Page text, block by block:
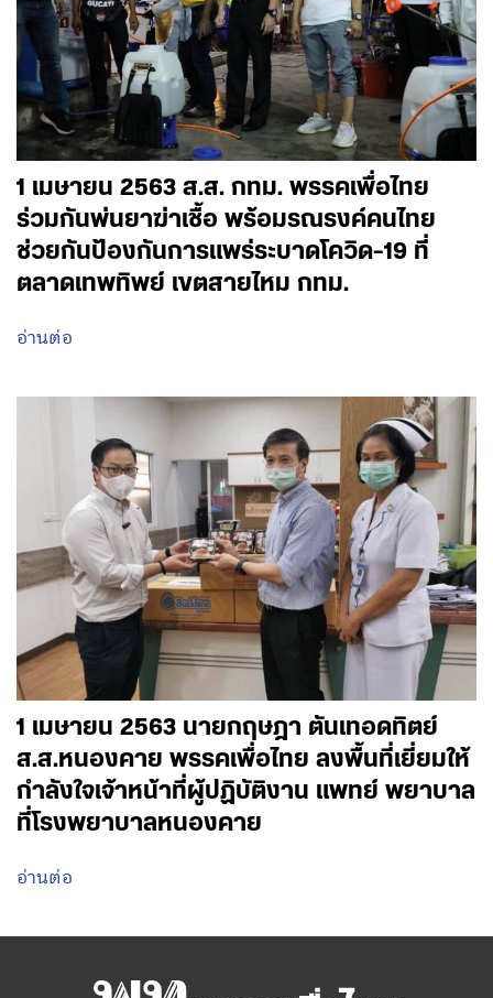
1 เมษายน 2563 ส.ส. กทม. พรรคเพื่อไทย
ร่วมกันพ่นยาฆ่าเชื้อ พร้อมรณรงค์คนไทย
ช่วยกันป้องกันการแพร่ระบาดโควิด-19 ที่
ตลาดเทพทิพย์ เขตสายไหม กทม.
อ่านต่อ
1 เมษายน 2563 นายกฤษฎา ตันเทอดทิตย์
ส.ส.หนองคาย พรรคเพื่อไทย ลงพื้นที่เยี่ยมให้
กำลังใจเจ้าหน้าที่ผู้ปฏิบัติงาน แพทย์ พยาบาล
ที่โรงพยาบาลหนองคาย
อ่านต่อ